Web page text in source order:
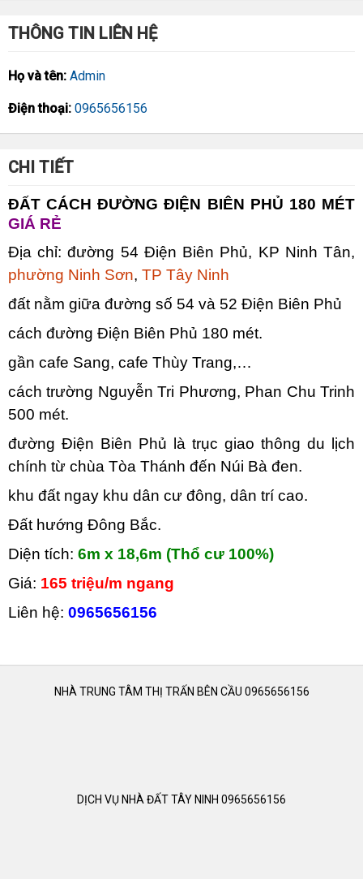
THÔNG TIN LIÊN HỆ
Họ và tên: Admin
Điện thoại: 0965656156
CHI TIẾT
ĐẤT CÁCH ĐƯỜNG ĐIỆN BIÊN PHỦ 180 MÉT
GIÁ RẺ
Địa chỉ: đường 54 Điện Biên Phủ, KP Ninh Tân,
phường Ninh Sơn, TP Tây Ninh
đất nằm giữa đường số 54 và 52 Điện Biên Phủ
cách đường Điện Biên Phủ 180 mét.
gần cafe Sang, cafe Thùy Trang,…
cách trường Nguyễn Tri Phương, Phan Chu Trinh
500 mét.
đường Điện Biên Phủ là trục giao thông du lịch
chính từ chùa Tòa Thánh đến Núi Bà đen.
khu đất ngay khu dân cư đông, dân trí cao.
Đất hướng Đông Bắc.
Diện tích: 6m x 18,6m (Thổ cư 100%)
Giá: 165 triệu/m ngang
Liên hệ: 0965656156
NHÀ TRUNG TÂM THỊ TRẤN BÊN CẦU 0965656156
DỊCH VỤ NHÀ ĐẤT TÂY NINH 0965656156